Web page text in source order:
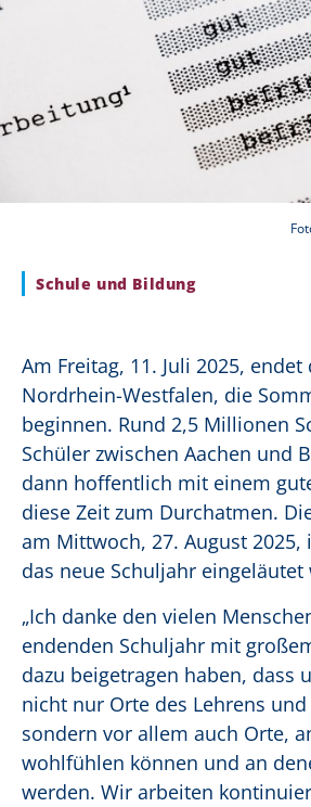
Schule und Bildung
Am Freitag, 11. Juli 2025,
Nordrhein-Westfalen, die
beginnen. Rund 2,5 Millionen
Schüler zwischen Aachen und
dann hoffentlich mit einem
diese Zeit zum Durchatmen.
am Mittwoch, 27. August 2025,
das neue Schuljahr eingeläutet
„Ich danke den vielen
endenden Schuljahr mit
dazu beigetragen haben, dass
nicht nur Orte des Lehrens
sondern vor allem auch Orte,
wohlfühlen können und an
werden. Wir arbeiten